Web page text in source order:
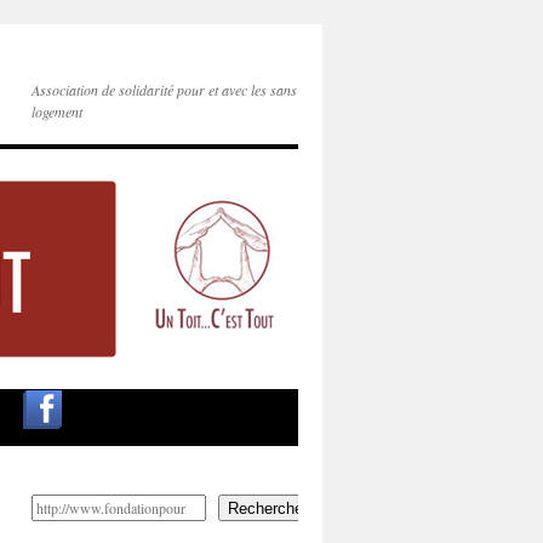
Association de solidarité pour et avec les sans
logement
Rechercher